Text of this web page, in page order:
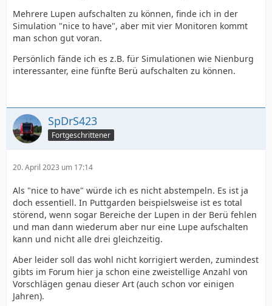
Mehrere Lupen aufschalten zu können, finde ich in der
Simulation "nice to have", aber mit vier Monitoren kommt
man schon gut voran.
Persönlich fände ich es z.B. für Simulationen wie Nienburg
interessanter, eine fünfte Berü aufschalten zu können.
SpDrS423
Fortgeschrittener
20. April 2023 um 17:14
Als "nice to have" würde ich es nicht abstempeln. Es ist ja
doch essentiell. In Puttgarden beispielsweise ist es total
störend, wenn sogar Bereiche der Lupen in der Berü fehlen
und man dann wiederum aber nur eine Lupe aufschalten
kann und nicht alle drei gleichzeitig.
Aber leider soll das wohl nicht korrigiert werden, zumindest
gibts im Forum hier ja schon eine zweistellige Anzahl von
Vorschlägen genau dieser Art (auch schon vor einigen
Jahren).